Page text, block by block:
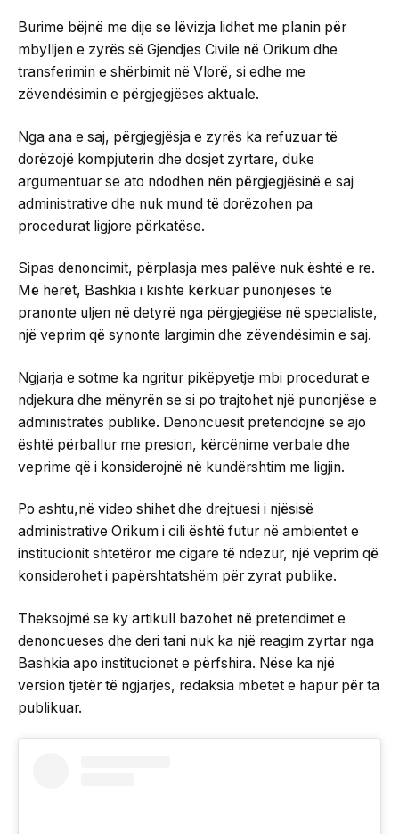
Burime bëjnë me dije se lëvizja lidhet me planin për
mbylljen e zyrës së Gjendjes Civile në Orikum dhe
transferimin e shërbimit në Vlorë, si edhe me
zëvendësimin e përgjegjëses aktuale.
Nga ana e saj, përgjegjësja e zyrës ka refuzuar të
dorëzojë kompjuterin dhe dosjet zyrtare, duke
argumentuar se ato ndodhen nën përgjegjësinë e saj
administrative dhe nuk mund të dorëzohen pa
procedurat ligjore përkatëse.
Sipas denoncimit, përplasja mes palëve nuk është e re.
Më herët, Bashkia i kishte kërkuar punonjëses të
pranonte uljen në detyrë nga përgjegjëse në specialiste,
një veprim që synonte largimin dhe zëvendësimin e saj.
Ngjarja e sotme ka ngritur pikëpyetje mbi procedurat e
ndjekura dhe mënyrën se si po trajtohet një punonjëse e
administratës publike. Denoncuesit pretendojnë se ajo
është përballur me presion, kërcënime verbale dhe
veprime që i konsiderojnë në kundërshtim me ligjin.
Po ashtu,në video shihet dhe drejtuesi i njësisë
administrative Orikum i cili është futur në ambientet e
institucionit shtetëror me cigare të ndezur, një veprim që
konsiderohet i papërshtatshëm për zyrat publike.
Theksojmë se ky artikull bazohet në pretendimet e
denoncueses dhe deri tani nuk ka një reagim zyrtar nga
Bashkia apo institucionet e përfshira. Nëse ka një
version tjetër të ngjarjes, redaksia mbetet e hapur për ta
publikuar.